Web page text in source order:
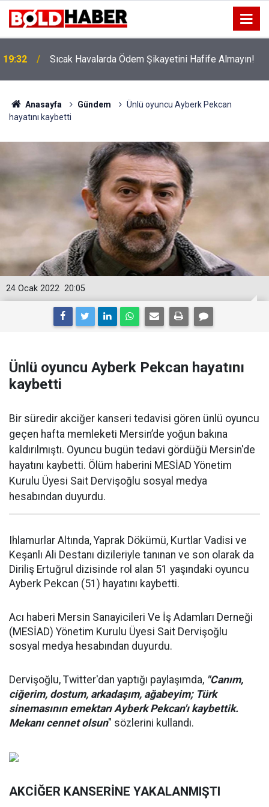
19:32 Sıcak Havalarda Ödem Şikayetini Hafife Almayın!
Anasayfa Gündem
Ünlü oyuncu Ayberk Pekcan
hayatını kaybetti
20:05
24 Ocak 2022
Ünlü oyuncu Ayberk Pekcan hayatını
kaybetti
Bir süredir akciğer kanseri tedavisi gören ünlü oyuncu
geçen hafta memleketi Mersin’de yoğun bakına
kaldırılmıştı. Oyuncu bugün tedavi gördüğü Mersin'de
hayatını kaybetti. Ölüm haberini MESİAD Yönetim
Kurulu Üyesi Sait Dervişoğlu sosyal medya
hesabından duyurdu.
Ihlamurlar Altında, Yaprak Dökümü, Kurtlar Vadisi ve
Keşanlı Ali Destanı dizileriyle tanınan ve son olarak da
Diriliş Ertuğrul dizisinde rol alan 51 yaşındaki oyuncu
Ayberk Pekcan (51) hayatını kaybetti.
Acı haberi Mersin Sanayicileri Ve İş Adamları Derneği
(MESİAD) Yönetim Kurulu Üyesi Sait Dervişoğlu
sosyal medya hesabından duyurdu.
Dervişoğlu, Twitter'dan yaptığı paylaşımda, "Canım,
ciğerim, dostum, arkadaşım, ağabeyim; Türk
sinemasının emektarı Ayberk Pekcan'ı kaybettik.
Mekanı cennet olsun" sözlerini kullandı.
AKCİĞER KANSERİNE YAKALANMIŞTI